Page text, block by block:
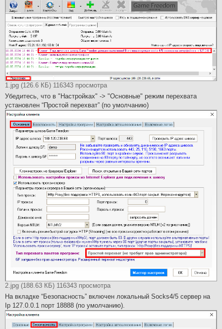
1.jpg (126.6 КБ) 116343 просмотра
Убедитесь, что в "Настройках" -> "Основные" режим перехвата
установлен “Простой перехват” (по умолчанию)
2.jpg (188.63 КБ) 116343 просмотра
На вкладке “Безопасность” включен локальный Socks4/5 сервер на
Ip 127.0.0.1 порт 18888 (по умолчанию).